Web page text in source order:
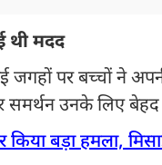
थी मदद
पर बच्चों ने
समर्थन उनके लिए
किया बड़ा हमला,